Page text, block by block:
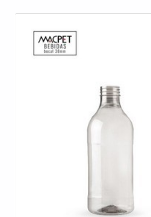
melhor experiência de todos os clientes.